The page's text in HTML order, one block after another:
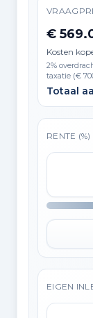
€
Kosten
2%
taxatie (€
Totaal
RENTE (%)
EIGEN